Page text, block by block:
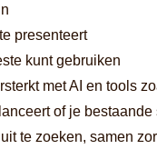
presenteert
kunt gebruiken
met AI en tools
of je
te zoeken, samen